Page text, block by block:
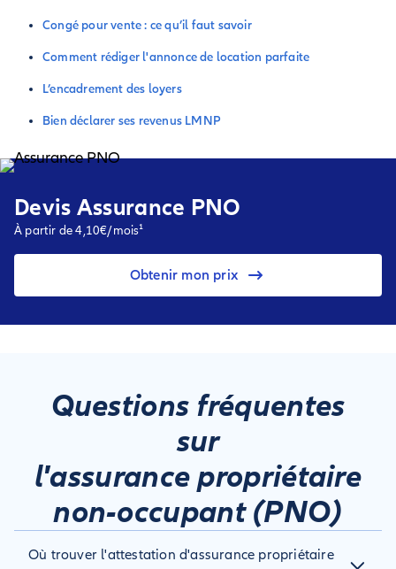
Congé pour vente : ce qu’il faut savoir
Comment rédiger l'annonce de location parfaite
L’encadrement des loyers
Bien déclarer ses revenus LMNP
Devis Assurance PNO
À partir de 4,10€/mois¹
Obtenir mon prix
Questions fréquentes
sur
l'assurance propriétaire
non-occupant (PNO)
Où trouver l'attestation d'assurance propriétaire